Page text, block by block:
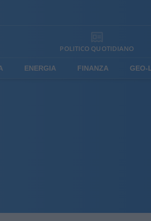
POLITICO QUOTIDIANO
ENERGIA FINANZA GEO-